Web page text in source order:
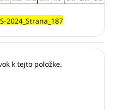
k tejto položke.